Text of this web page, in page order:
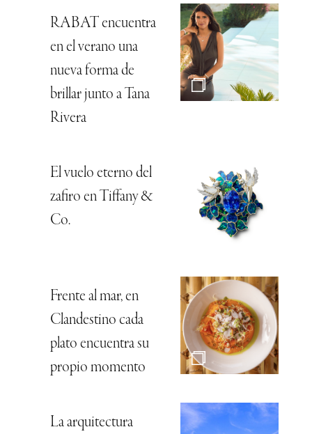
RABAT encuentra
en el verano una
nueva forma de
brillar junto a Tana
Rivera
El vuelo eterno del
zafiro en Tiffany &
Co.
Frente al mar, en
Clandestino cada
plato encuentra su
propio momento
La arquitectura